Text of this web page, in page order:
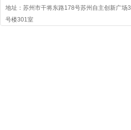
地址：苏州市干将东路178号苏州自主创新广场3
号楼301室